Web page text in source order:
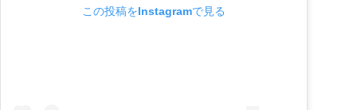
この投稿をInstagramで見る